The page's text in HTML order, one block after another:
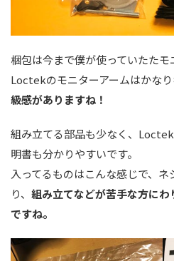
梱包は今まで僕が使っていたたモ
Loctekのモニターアームはかな
級感がありますね！
組み立てる部品も少なく、
明書も分かりやすいです。
入ってるものはこんな感じで、
り、 組み立てなどが苦手な方に
ですね。